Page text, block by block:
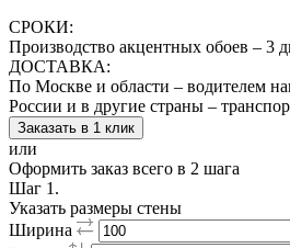
СРОКИ:
Производство акцентных обоев – 3
ДОСТАВКА:
По Москве и области – водителем
России и в другие страны –
Заказать в 1 клик
или
Оформить заказ всего в 2 шага
Шаг 1.
Указать размеры стены
Ширина